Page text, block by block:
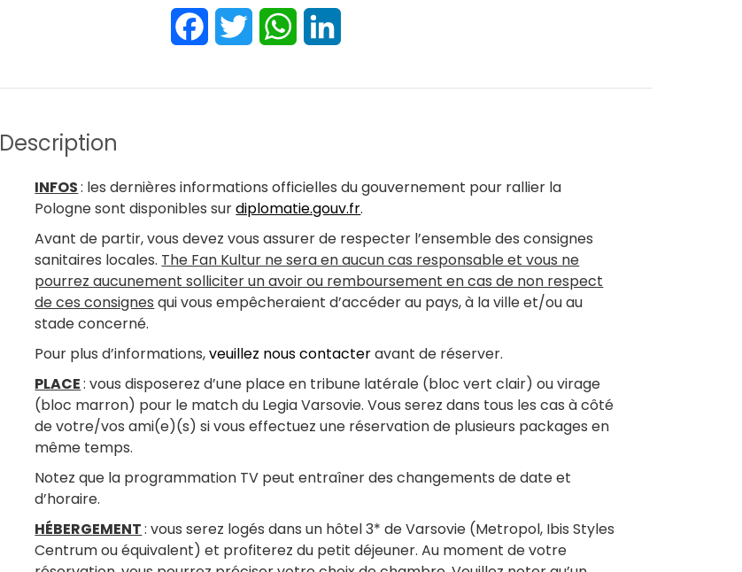
FacebookTwitter WhatsApp
Description
INFOS: les dernières informations officielles du gouvernement pour rallier la
Pologne sont disponibles surdiplomatie.gouv.fr.
Avant de partir, vous devez vous assurer de respecter l’ensemble des consignes
sanitaires locales. The Fan Kultur ne sera en aucun cas responsable et vous ne
pourrez aucunement solliciter un avoir ou remboursement en cas de non respect
de ces consignes qui vous empêcheraient d’accéder au pays, à la ville et/ou au
stade concerné.
Pour plus d’informations,veuillez nous contacteravant de réserver.
PLACE: vous disposerez d’une place en tribune latérale (bloc vert clair) ou virage
(bloc marron) pour le match du Legia Varsovie. Vous serez dans tous les cas à côté
de votre/vos ami(e)(s) si vous effectuez une réservation de plusieurs packages en
même temps.
Notez que la programmation TV peut entraîner des changements de date et
d’horaire.
HÉBERGEMENT: vous serez logés dans un hôtel 3* de Varsovie (Metropol, Ibis Styles
Centrum ou équivalent) et profiterez du petit déjeuner. Au moment de votre